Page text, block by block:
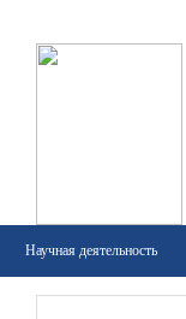
Научная деятельность